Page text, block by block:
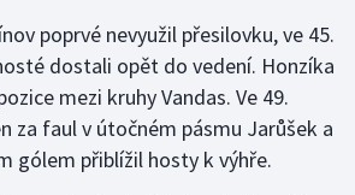
poprvé nevyužil přesilovku, ve 45.
dostali opět do vedení. Honzíka
mezi kruhy Vandas. Ve 49.
za faul v útočném pásmu Jarůšek a
gólem přiblížil hosty k výhře.